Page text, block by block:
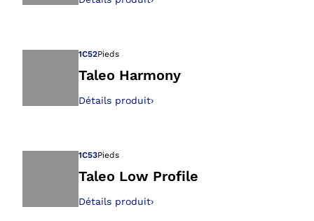
1C52Pieds
Taleo Harmony
Détails produit›
1C53Pieds
Taleo Low Profile
Détails produit›